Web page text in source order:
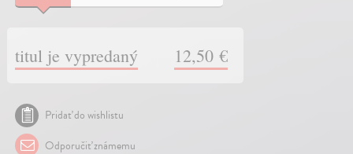
titul je vypredaný 12,50 €
Pridať do wishlistu
Odporučiť známemu